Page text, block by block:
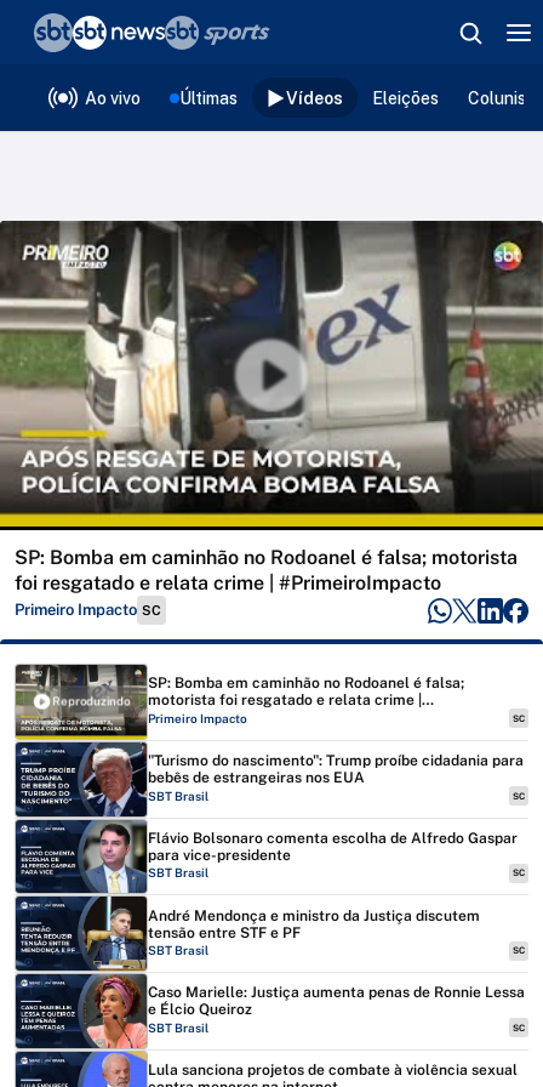
Ao vivo Últimas Vídeos Eleições
SP: Bomba em caminhão no Rodoanel é falsa; motorista
foi resgatado e relata crime | #PrimeiroImpacto
Primeiro Impacto SC
Reproduzindo
SP: Bomba em caminhão no Rodoanel é falsa;
motorista foi resgatado e relata crime |
#PrimeiroImpacto
Primeiro Impacto SC
"Turismo do nascimento": Trump proíbe cidadania para
bebês de estrangeiras nos EUA
SBT Brasil SC
Flávio Bolsonaro comenta escolha de Alfredo Gaspar
para vice-presidente
SBT Brasil SC
André Mendonça e ministro da Justiça discutem
tensão entre STF e PF
SBT Brasil SC
Caso Marielle: Justiça aumenta penas de Ronnie Lessa
e Élcio Queiroz
SBT Brasil SC
Lula sanciona projetos de combate à violência sexual
❮voltar
Editorias